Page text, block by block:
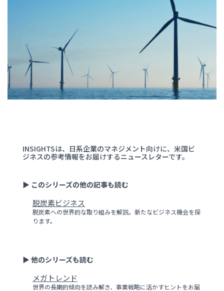
INSIGHTSは、日系企業のマネジメント向けに、米国ビ
ジネスの参考情報をお届けするニュースレターです。
▶ このシリーズの他の記事も読む
脱炭素ビジネス
脱炭素への世界的な取り組みを解説。新たなビジネス機会を探
ります。
▶ 他のシリーズも読む
メガトレンド
世界の長期的傾向を読み解き、事業戦略に活かすヒントをお届